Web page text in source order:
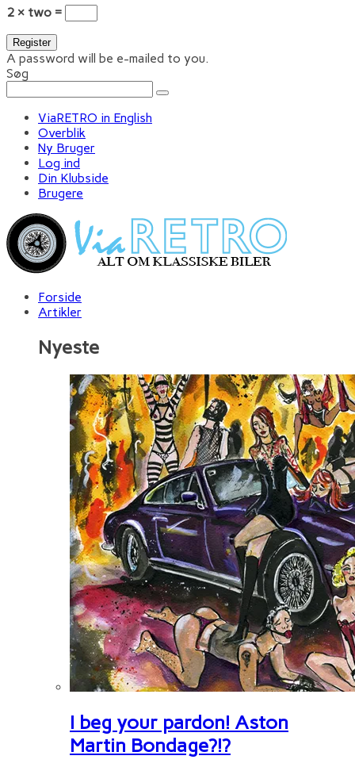
2 × two =
A password will be e-mailed to you.
Søg
ViaRETRO in English
Overblik
Ny Bruger
Log ind
Din Klubside
Brugere
Forside
Artikler
Nyeste
I beg your pardon! Aston
Martin Bondage?!?